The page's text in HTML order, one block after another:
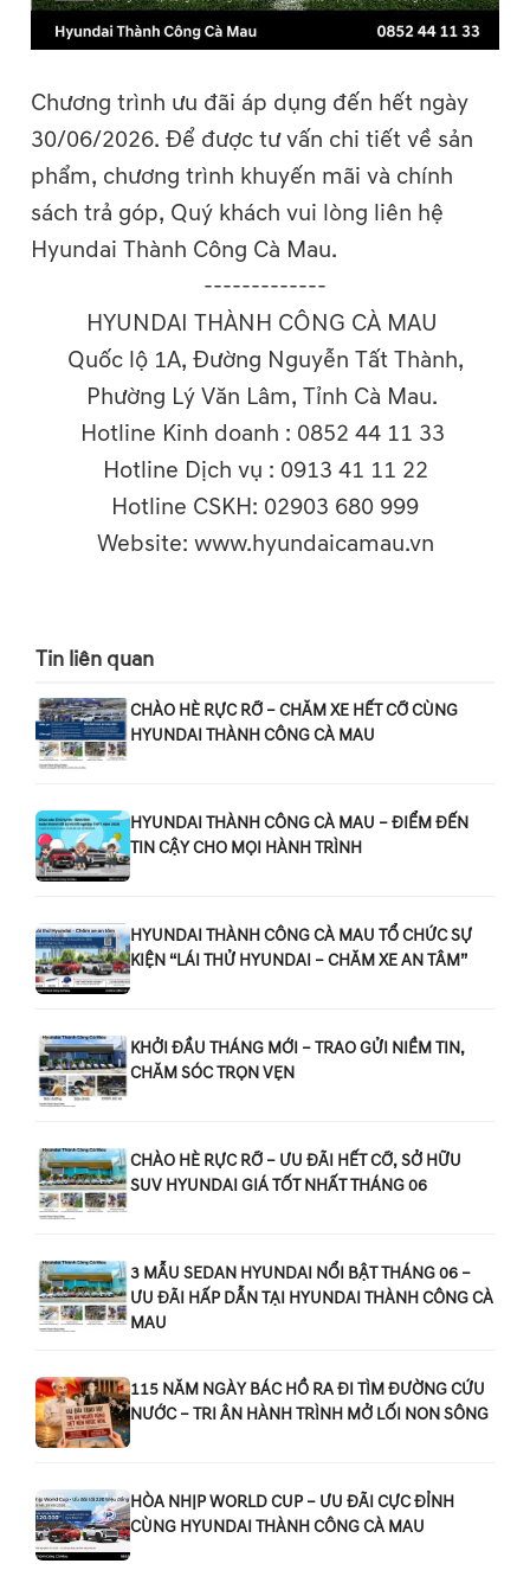
Chương trình ưu đãi áp dụng đến hết ngày
30/06/2026. Để được tư vấn chi tiết về sản
phẩm, chương trình khuyến mãi và chính
sách trả góp, Quý khách vui lòng liên hệ
Hyundai Thành Công Cà Mau.
-------------
HYUNDAI THÀNH CÔNG CÀ MAU
Quốc lộ 1A, Đường Nguyễn Tất Thành,
Phường Lý Văn Lâm, Tỉnh Cà Mau.
Hotline Kinh doanh : 0852 44 11 33
Hotline Dịch vụ : 0913 41 11 22
Hotline CSKH: 02903 680 999
Website: www.hyundaicamau.vn
Tin liên quan
CHÀO HÈ RỰC RỠ – CHĂM XE HẾT CỠ CÙNG
HYUNDAI THÀNH CÔNG CÀ MAU
HYUNDAI THÀNH CÔNG CÀ MAU – ĐIỂM ĐẾN
TIN CẬY CHO MỌI HÀNH TRÌNH
HYUNDAI THÀNH CÔNG CÀ MAU TỔ CHỨC SỰ
KIỆN “LÁI THỬ HYUNDAI – CHĂM XE AN TÂM”
KHỞI ĐẦU THÁNG MỚI – TRAO GỬI NIỀM TIN,
CHĂM SÓC TRỌN VẸN
CHÀO HÈ RỰC RỠ – ƯU ĐÃI HẾT CỠ, SỞ HỮU
SUV HYUNDAI GIÁ TỐT NHẤT THÁNG 06
3 MẪU SEDAN HYUNDAI NỔI BẬT THÁNG 06 –
ƯU ĐÃI HẤP DẪN TẠI HYUNDAI THÀNH CÔNG CÀ
MAU
115 NĂM NGÀY BÁC HỒ RA ĐI TÌM ĐƯỜNG CỨU
NƯỚC – TRI ÂN HÀNH TRÌNH MỞ LỐI NON SÔNG
HÒA NHỊP WORLD CUP – ƯU ĐÃI CỰC ĐỈNH
CÙNG HYUNDAI THÀNH CÔNG CÀ MAU